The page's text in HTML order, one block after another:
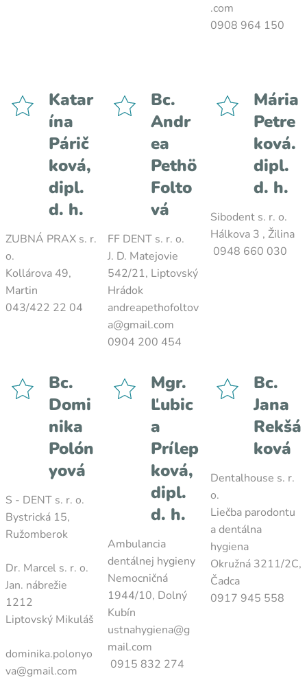
.com
0908 964 150
Katar
ína
Párič
ková,
dipl.
d. h.
ZUBNÁ PRAX s. r.
o.
Kollárova 49,
Martin
043/422 22 04
Bc.
Andr
ea
Pethö
Folto
vá
FF DENT s. r. o.
J. D. Matejovie
542/21, Liptovský
Hrádok
andreapethofoltov
a@gmail.com
0904 200 454
Mária
Petre
ková.
dipl.
d. h.
Sibodent s. r. o.
Hálkova 3 , Žilina
0948 660 030
Bc.
Domi
nika
Polón
yová
S - DENT s. r. o.
Bystrická 15,
Ružomberok
Dr. Marcel s. r. o.
Jan. nábrežie
1212
Liptovský Mikuláš
dominika.polonyo
va@gmail.com
Mgr.
Ľubic
a
Prílep
ková,
dipl.
d. h.
Ambulancia
dentálnej hygieny
Nemocničná
1944/10, Dolný
Kubín
ustnahygiena@g
mail.com
0915 832 274
Bc.
Jana
Rekšá
ková
Dentalhouse s. r.
o.
Liečba parodontu
a dentálna
hygiena
Okružná 3211/2C,
Čadca
0917 945 558